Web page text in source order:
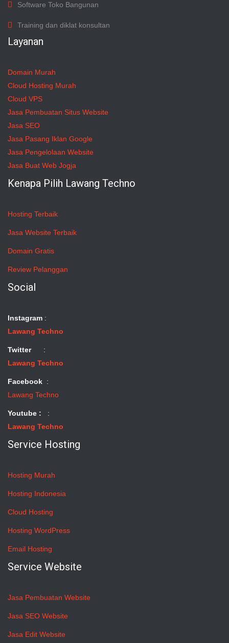
Software Toko Bangunan
Training dan diklat konsultan
Layanan
Domain Murah
Cloud Hosting Murah
Cloud VPS
Jasa Pembuatan Situs Website
Jasa SEO
Jasa Pasang Iklan Google
Jasa Pengelolaan Website
Jasa Buat Web Jogja
Kenapa Pilih Lawang Techno
Hosting Terbaik
Jasa Website Terbaik
Domain Gratis
Review Pelanggan
Social
Instagram :
Lawang Techno
Twitter:
Lawang Techno
Facebook :
Lawang Techno
Youtube :
:
Lawang Techno
Service Hosting
Hosting Murah
Hosting Indonesia
Cloud Hosting
Hosting WordPress
Email Hosting
Service Website
Jasa Pembuatan Website
Jasa SEO Website
Jasa Edit Website